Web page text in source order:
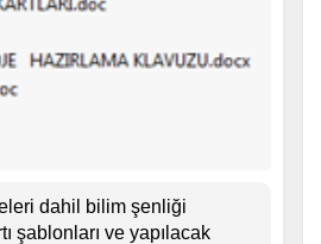
dahil bilim şenliği
şablonları ve yapılacak